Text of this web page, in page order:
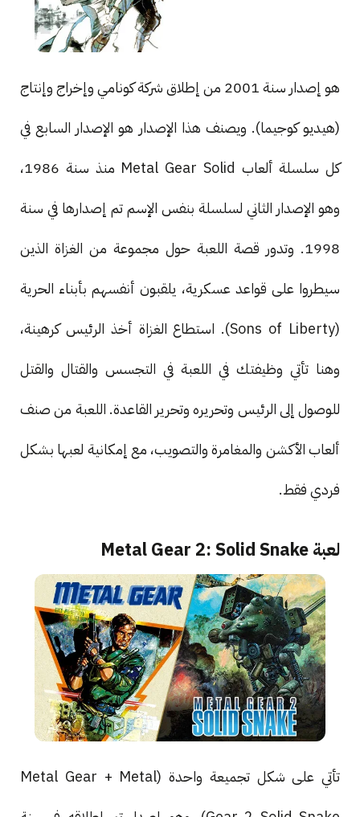
هو إصدار سنة 2001 من إطلاق شركة كونامي وإخراج وإنتاج
(هيديو كوجيما). ويصنف هذا الإصدار هو الإصدار السابع في
كل سلسلة ألعاب Metal Gear Solid منذ سنة 1986،
وهو الإصدار الثاني لسلسلة بنفس الإسم تم إصدارها في سنة
1998. وتدور قصة اللعبة حول مجموعة من الغزاة الذين
سيطروا على قواعد عسكرية، يلقبون أنفسهم بأبناء الحرية
(Sons of Liberty). استطاع الغزاة أخذ الرئيس كرهينة،
وهنا تأتي وظيفتك في اللعبة في التجسس والقتال والقتل
للوصول إلى الرئيس وتحريره وتحرير القاعدة. اللعبة من صنف
ألعاب الأكشن والمغامرة والتصويب، مع إمكانية لعبها بشكل
فردي فقط.
لعبة Metal Gear 2: Solid Snake
تأتي على شكل تجميعة واحدة (Metal Gear + Metal